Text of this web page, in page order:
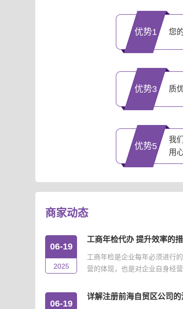
优势1 您
优势3 质
优势5
我
用
商家动态
06-19
2025
工商年检代办 提升效率的
工商年检是企业每年必须进行
营的体现，也是对企业自身经
06-19
详解注册前海自贸区公司的